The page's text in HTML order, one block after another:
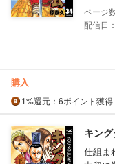
配信日
購入
1%還元 ：6ポイント獲得
キン
仕組ま